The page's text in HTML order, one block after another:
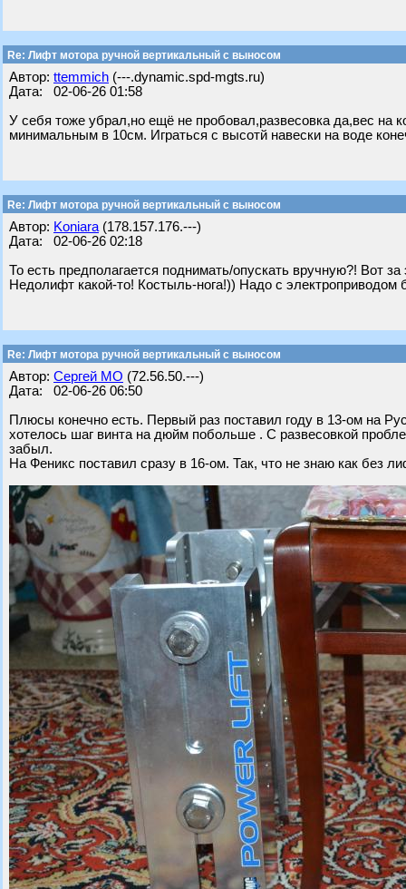
Re: Лифт мотора ручной вертикальный с выносом
Автор: ttemmich (---.dynamic.spd-mgts.ru)
Дата: 02-06-26 01:58
У себя тоже убрал,но ещё не пробовал,развесовка да,вес на
минимальным в 10см. Играться с высотй навески на воде
Re: Лифт мотора ручной вертикальный с выносом
Автор: Koniara (178.157.176.---)
Дата: 02-06-26 02:18
То есть предполагается поднимать/опускать вручную?! Вот
Недолифт какой-то! Костыль-нога!)) Надо с электроприводом
Re: Лифт мотора ручной вертикальный с выносом
Автор: Сергей МО (72.56.50.---)
Дата: 02-06-26 06:50
Плюсы конечно есть. Первый раз поставил году в 13-ом на
хотелось шаг винта на дюйм побольше . С развесовкой
забыл.
На Феникс поставил сразу в 16-ом. Так, что не знаю как без